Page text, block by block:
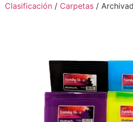
Clasificación / Carpetas /